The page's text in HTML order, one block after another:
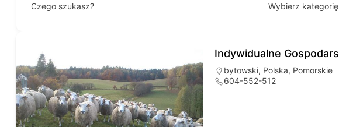
Czego szukasz? Wybierz kategorię
Indywidualne
bytowski, Polska, Pomorskie
604-552-512